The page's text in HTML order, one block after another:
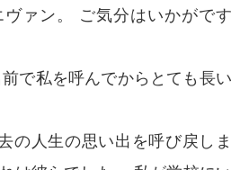
ヴァン。 ご気分はいかがです
で私を呼んでからとても長い
の人生の思い出を呼び戻しま